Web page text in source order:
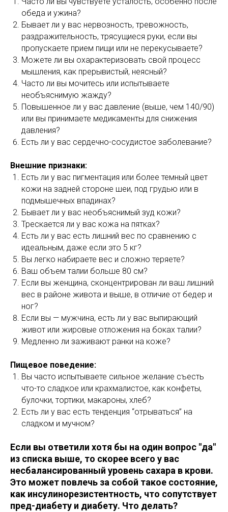
обеда и ужина?
Бывает ли у вас нервозность, тревожность,
раздражительность, трясущиеся руки, если вы
пропускаете прием пищи или не перекусываете?
Можете ли вы охарактеризовать свой процесс
мышления, как прерывистый, неясный?
Часто ли вы мочитесь или испытываете
необъяснимую жажду?
Повышенное ли у вас давление (выше, чем 140/90)
или вы принимаете медикаменты для снижения
давления?
Есть ли у вас сердечно-сосудистое заболевание?
Внешние признаки:
Есть ли у вас пигментация или более темный цвет
кожи на задней стороне шеи, под грудью или в
подмышечных впадинах?
Бывает ли у вас необъяснимый зуд кожи?
Трескается ли у вас кожа на пятках?
Есть ли у вас есть лишний вес по сравнению с
идеальным, даже если это 5 кг?
Вы легко набираете вес и сложно теряете?
Ваш объем талии больше 80 см?
Если вы женщина, сконцентрирован ли ваш лишний
вес в районе живота и выше, в отличие от бедер и
ног?
Если вы — мужчина, есть ли у вас выпирающий
живот или жировые отложения на боках талии?
Медленно ли заживают ранки на коже?
Пищевое поведение:
Вы часто испытываете сильное желание съесть
что-то сладкое или крахмалистое, как конфеты,
булочки, тортики, макароны, хлеб?
Есть ли у вас есть тенденция “отрываться” на
сладком и мучном?
Если вы ответили хотя бы на один вопрос "да"
из списка выше, то скорее всего у вас
несбалансированный уровень сахара в крови.
Это может повлечь за собой такое состояние,
как инсулинорезистентность, что сопутствует
пред-диабету и диабету. Что делать?